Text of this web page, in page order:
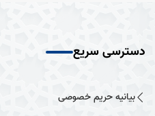
دسترسی سریع
بیانیه حریم خصوصی